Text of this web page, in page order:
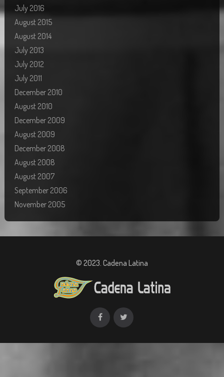
July 2016
August 2015
August 2014
July 2013
July 2012
July 2011
December 2010
August 2010
December 2009
August 2009
December 2008
August 2008
August 2007
September 2006
November 2005
© 2023. Cadena Latina